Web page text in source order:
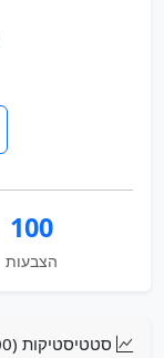
100
הצבעות
סטטיסטיקות (100 הצבעות אחרונות)